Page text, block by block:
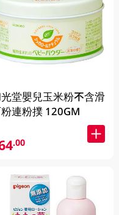
堂嬰兒玉米粉不含滑
連粉撲 120GM
.00